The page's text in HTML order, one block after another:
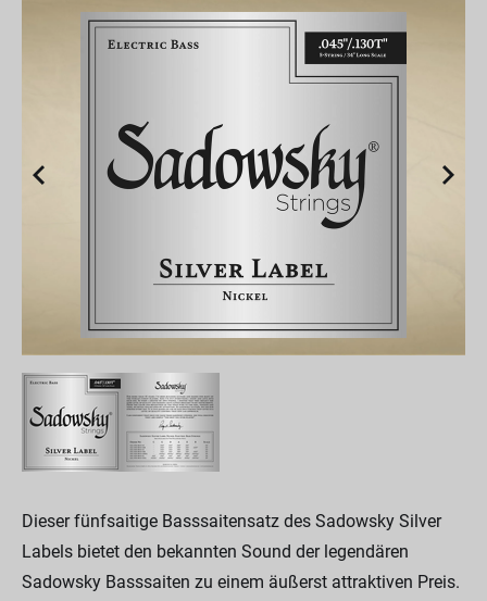
Dieser fünfsaitige Basssaitensatz des Sadowsky Silver
Labels bietet den bekannten Sound der legendären
Sadowsky Basssaiten zu einem äußerst attraktiven Preis.